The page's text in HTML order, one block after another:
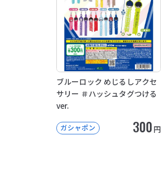
ブルーロック めじるしアクセ
サリー ＃ハッシュタグつける
ver.
ガシャポン 300円